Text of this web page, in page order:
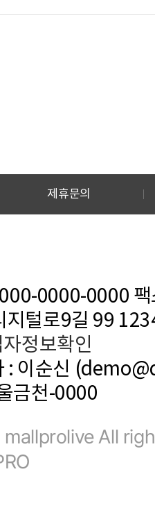
제휴문의
000-0000-0000
지털로9길 99
정보확인
: 이순신
금천-0000
All